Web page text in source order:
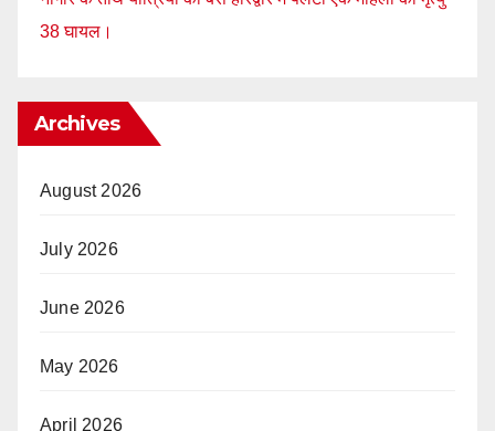
38 घायल।
Archives
August 2026
July 2026
June 2026
May 2026
April 2026